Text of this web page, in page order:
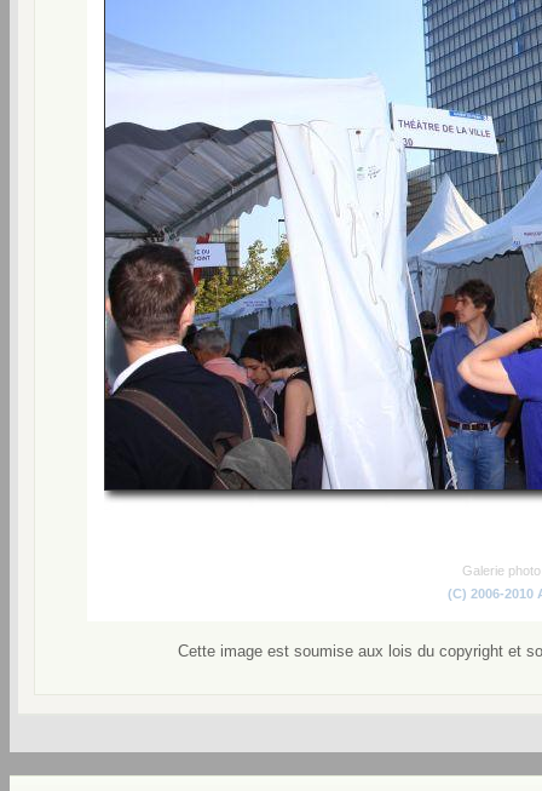
Galerie
(C) 2006-2010
Cette image est soumise aux lois du copyright et